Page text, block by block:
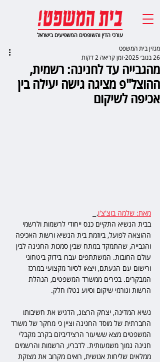
עורכי הדין והשופטים המשפיעים בישראל
מהגבייה עד לחנינה: רשמית,
ההוצל"פ מציגה גישה יעילה בין
אכיפה לשיקום
מגזין בית המשפט
26 בנוב׳ 2025
זמן קריאה 2 דקות
מאת: שלמה בוצ'צ'ו,
בבית הנשיא התקיים כנס ייחודי לרשמות ולרשמי
ההוצאה לפועל, ביוזמת בית הנשיא ורשות האכיפה
והגבייה, שהתמקד במתח שבין סמכות החנינה לבין
עולם החובות. המשתתפים עברו בידוק ביטחוני
ורישום עם הגעתם, ויצאו לסיור מקצועי במרכז
המבקרים. בכירים ממשרד המשפטים, הנהלת
הרשות וגורמי שיקום וסיוע נטלו חלק.
נשיא המדינה, יצחק הרצוג, הדגיש את חשיבותו
החברתית של מוסד החנינה וציין כי מחקר של משרד
המשפטים מצא ששיעור הרצידיביזם בקרב מקבלי
חנינה נמוך משמעותית. לדבריו, הרשמות והרשמים
ממלאים שליחות אנושית, רואים מקרוב את מצוקת